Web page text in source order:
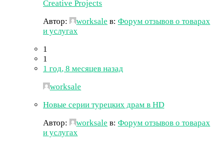
Creative Projects
Автор:
worksale в: Форум отзывов о товарах
и услугах
1
1
1 год, 8 месяцев назад
worksale
Новые серии турецких драм в HD
Автор:
worksale в: Форум отзывов о товарах
и услугах